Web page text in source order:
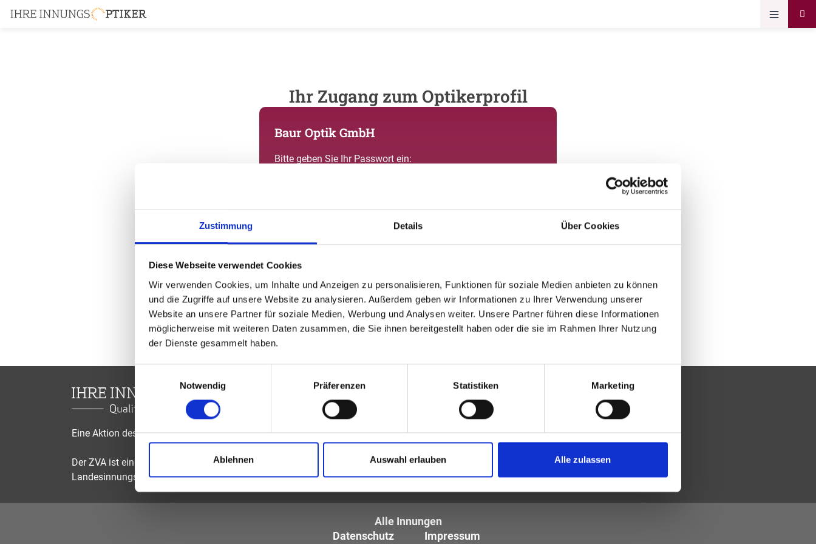
Zustimmung Details Über Cookies
Diese Webseite verwendet Cookies
Wir verwenden Cookies, um Inhalte und Anzeigen zu personalisieren, Funktionen für soziale Medien anbieten zu können
und die Zugriffe auf unsere Website zu analysieren. Außerdem geben wir Informationen zu Ihrer Verwendung unserer
Website an unsere Partner für soziale Medien, Werbung und Analysen weiter. Unsere Partner führen diese Informationen
möglicherweise mit weiteren Daten zusammen, die Sie ihnen bereitgestellt haben oder die sie im Rahmen Ihrer Nutzung
der Dienste gesammelt haben.
Notwendig
Präferenzen Statistiken Marketing
Ablehnen Auswahl erlauben Alle zulassen
Ihr Zugang zum Optikerprofil
Baur Optik GmbH
Bitte geben Sie Ihr Passwort ein:
Sie sind nicht Baur Optik GmbH? Zur allgemeinen Suche.
Eine Aktion des Zentralverbandes der Augenoptiker und Optometristen (ZVA)
Der ZVA ist ein Bundesinnungsverband, seine Mitglieder sind die
Landesinnungsverbände und Landesinnungen des Augenoptikerhandwerks.
Alle Innungen
Datenschutz
Impressum